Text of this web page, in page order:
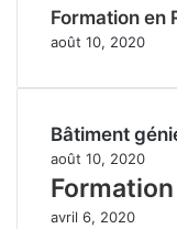
Formation en
août 10, 2020
Bâtiment
août 10, 2020
avril 6, 2020